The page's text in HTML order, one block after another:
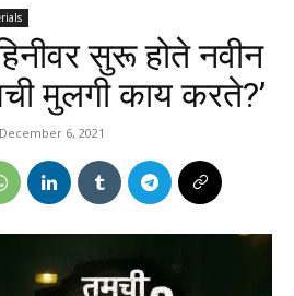
सुरू होते नवीन
मुलगी काय करते?’
December 6, 2021